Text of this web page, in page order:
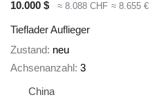
10.000 $
≈ 8.088 CHF ≈ 8.655 €
Tieflader Auflieger
Zustand neu
Achsenanzahl 3
China